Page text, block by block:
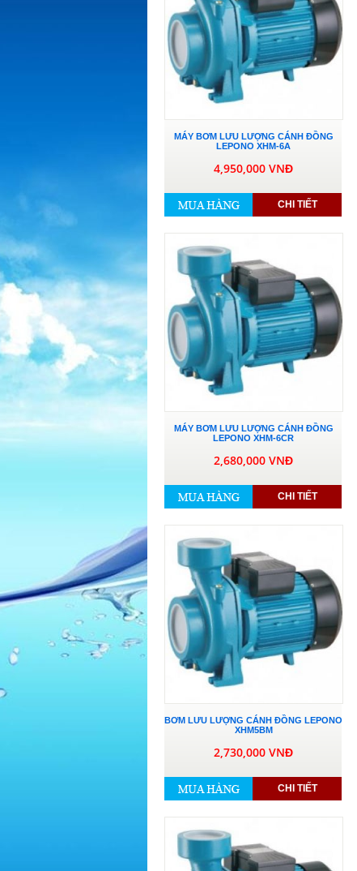
MÁY BƠM LƯU LƯỢNG CÁNH ĐỒNG
LEPONO XHM-6A
4,950,000 VNĐ
CHI TIẾT
MÁY BƠM LƯU LƯỢNG CÁNH ĐỒNG
LEPONO XHM-6CR
2,680,000 VNĐ
CHI TIẾT
BƠM LƯU LƯỢNG CÁNH ĐỒNG LEPONO
XHM5BM
2,730,000 VNĐ
CHI TIẾT